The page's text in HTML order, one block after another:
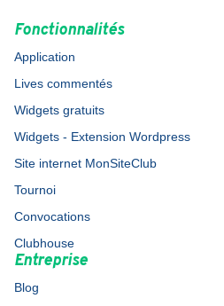
Fonctionnalités
Application
Lives commentés
Widgets gratuits
Widgets - Extension Wordpress
Site internet MonSiteClub
Tournoi
Convocations
Clubhouse
Entreprise
Blog